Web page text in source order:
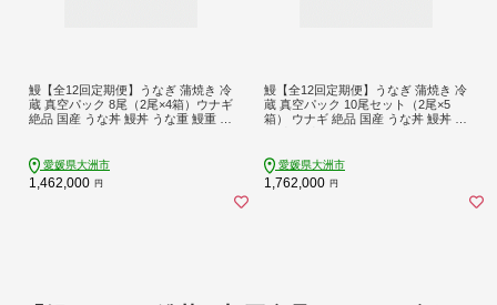
鰻【全12回定期便】うなぎ 蒲焼き 冷
蔵 真空パック 8尾（2尾×4箱）ウナギ
絶品 国産 うな丼 鰻丼 うな重 鰻重 か
料 贈答 冷蔵 真空パック ギフト グル
メ 惣菜 簡単調理 時短 湯煎 栄養満点
健康 贅沢 ご褒美 逸品 極上 ふっくら
愛媛県大洲市
1,462,000 円
鰻【全12回定期便】うなぎ 蒲焼き 冷
蔵 真空パック 10尾セット（2尾×5
箱） ウナギ 絶品 国産 うな丼 鰻丼 う
寄せ 送料無料 贈答 冷蔵 真空パック
ギフト グルメ 惣菜 簡単調理 時短 湯
煎 栄養満点 健康 贅沢 ご褒美 逸品 極
愛媛県大洲市
1,762,000 円